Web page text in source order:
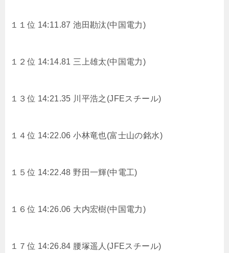
１１位 14:11.87 池田勘汰(中国電力)
１２位 14:14.81 三上雄太(中国電力)
１３位 14:21.35 川平浩之(JFEスチール)
１４位 14:22.06 小林竜也(富士山の銘水)
１５位 14:22.48 野田一輝(中電工)
１６位 14:26.06 大内宏樹(中国電力)
１７位 14:26.84 腰塚遥人(JFEスチール)